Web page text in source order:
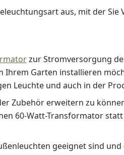
aus, mit der
zur Stromversorgung
Garten installieren
Leuchte und auch in der
Zubehör erweitern zu
60-Watt-Transformator
geeignet sind